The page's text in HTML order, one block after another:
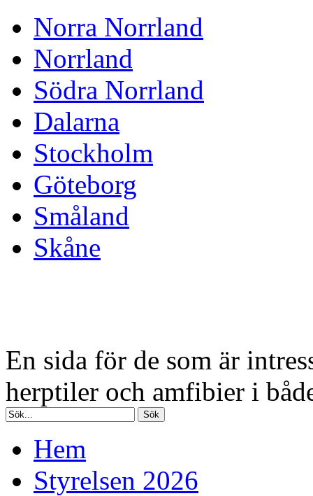
Norra Norrland
Norrland
Södra Norrland
Dalarna
Stockholm
Göteborg
Småland
Skåne
En sida för de som är
herptiler och amfibier i
Hem
Styrelsen 2026